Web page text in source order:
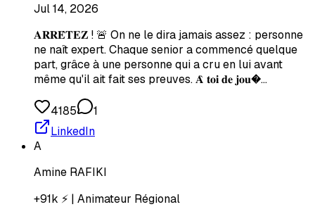
Jul 14, 2026
𝐀𝐑𝐑𝐄̂𝐓𝐄𝐙 ! 🚨 On ne le dira jamais assez : personne
ne naît expert. Chaque senior a commencé quelque
part, grâce à une personne qui a cru en lui avant
même qu'il ait fait ses preuves. 𝐀̀ 𝐭𝐨𝐢 𝐝𝐞 𝐣𝐨𝐮�…
4185
1
LinkedIn
A
Amine RAFIKI
+91k ⚡ | Animateur Régional